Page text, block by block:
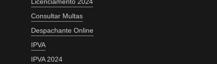
Licenciamento 2024
Consultar Multas
Despachante Online
IPVA
IPVA 2024